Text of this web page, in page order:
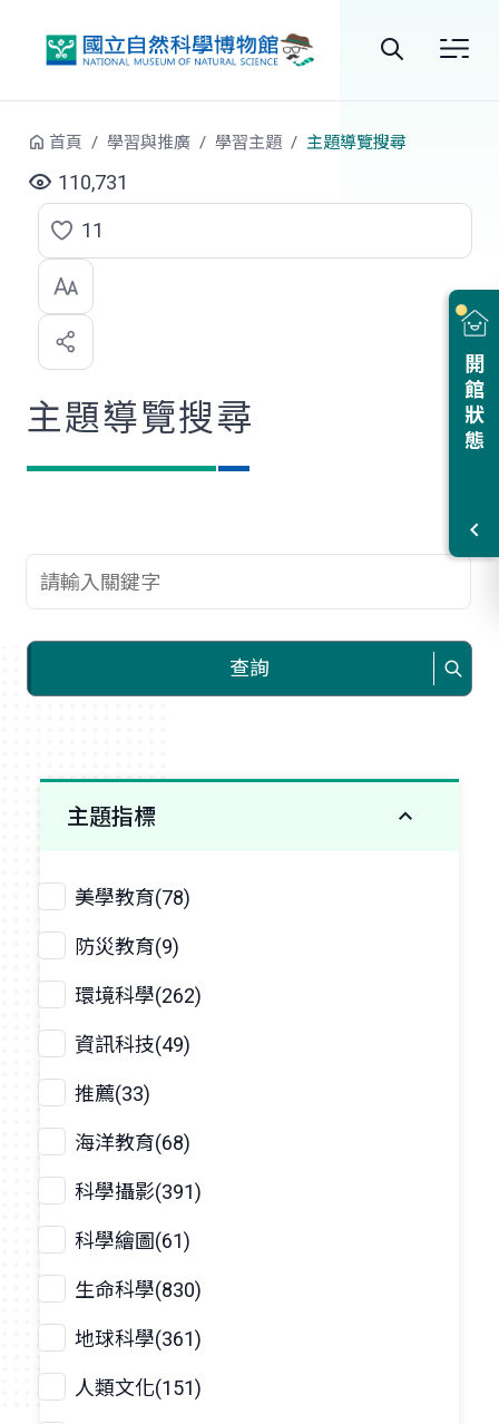
站
尋
開館狀態
首頁 學習與推廣 學習主題 主題導覽搜尋
110,731
點
選
喜
歡
11
主題導覽搜尋
查詢關鍵字
查詢
主題指標
美學教育(78)
防災教育(9)
環境科學(262)
資訊科技(49)
推薦(33)
海洋教育(68)
科學攝影(391)
科學繪圖(61)
生命科學(830)
地球科學(361)
人類文化(151)